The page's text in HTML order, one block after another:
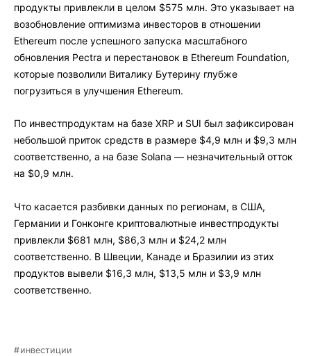
продукты привлекли в целом $575 млн. Это указывает на
возобновление оптимизма инвесторов в отношении
Ethereum после успешного запуска масштабного
обновления Pectra и перестановок в Ethereum Foundation,
которые позволили Виталику Бутерину глубже
погрузиться в улучшения Ethereum.
По инвестпродуктам на базе XRP и SUI был зафиксирован
небольшой приток средств в размере $4,9 млн и $9,3 млн
соответственно, а на базе Solana — незначительный отток
на $0,9 млн.
Что касается разбивки данных по регионам, в США,
Германии и Гонконге криптовалютные инвестпродукты
привлекли $681 млн, $86,3 млн и $24,2 млн
соответственно. В Швеции, Канаде и Бразилии из этих
продуктов вывели $16,3 млн, $13,5 млн и $3,9 млн
соответственно.
инвестиции